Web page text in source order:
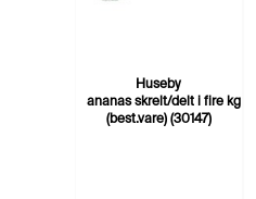
Huseby
ananas skrelt/delt i fire kg
(best.vare) (30147)